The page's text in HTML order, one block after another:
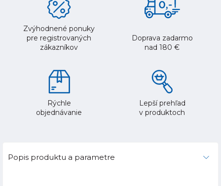
Zvýhodnené ponuky
pre registrovaných
zákazníkov
Doprava zadarmo
nad 180 €
Rýchle
objednávanie
Lepší prehľad
v produktoch
Popis produktu a parametre